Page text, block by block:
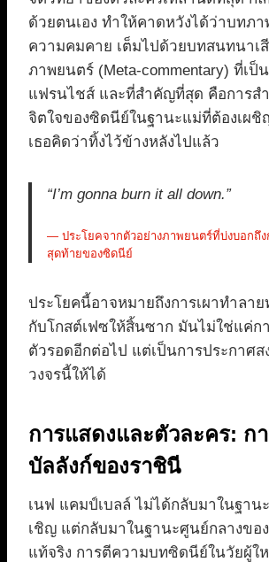
ด้วยตนเอง ทำให้คาดหวังได้ว่าบทภ
ความคมคาย เต็มไปด้วยบทสนทนาเ
ภาพยนตร์ (Meta-commentary) ที่เป็
แฟรนไชส์ และที่สำคัญที่สุด คือการส
จิตใจของซิดนีย์ในฐานะแม่ที่ต้องเผ
เธอคิดว่าทิ้งไว้ข้างหลังไปแล้ว
“I’m gonna burn it all down.”
— ประโยคจากตัวอย่างภาพยนตร์ที่บ่งบอกถึง
สุดท้ายของซิดนีย์
ประโยคนี้อาจหมายถึงการเผาทำลาย
กับโกสต์เฟซให้สิ้นซาก มันไม่ใช่แค่กา
ตัวรอดอีกต่อไป แต่เป็นการประกาศส
วงจรนี้ให้ได้
การแสดงและตัวละคร: ก
บัลลังก์ของราชินี
เนฟ แคมป์เบลล์ ไม่ได้กลับมาในฐาน
เชิญ แต่กลับมาในฐานะศูนย์กลางของ
แท้จริง การตีความบทซิดนีย์ในวัยผู้ใ